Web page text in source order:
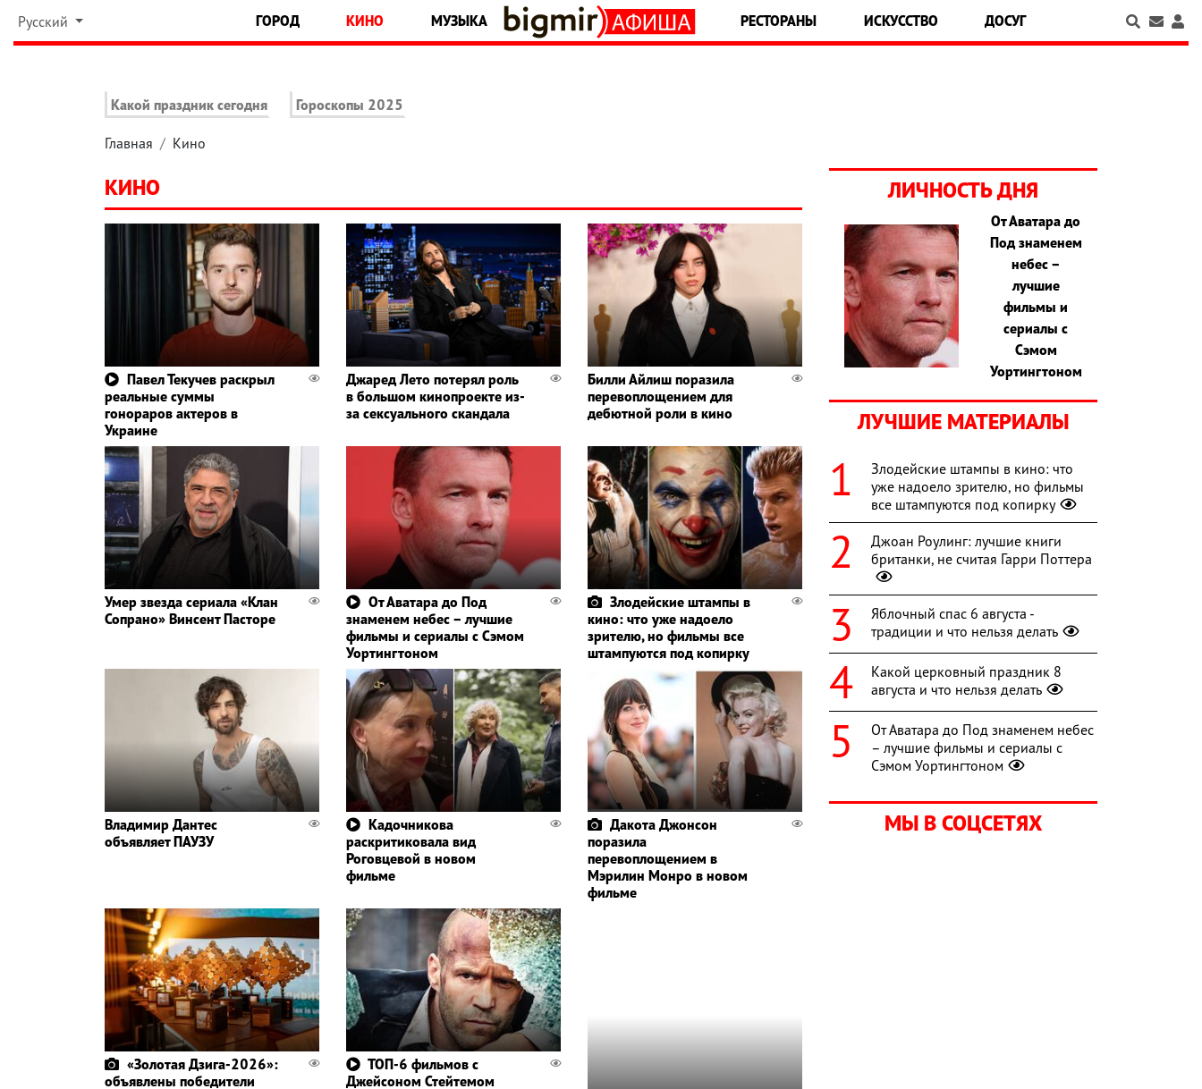
Русский ГОРОД КИНО МУЗЫКА РЕСТОРАНЫ ИСКУССТВО ДОСУГ
Какой праздник сегодня Гороскопы 2025
Главная Кино
КИНО
Павел Текучев раскрыл
реальные суммы
гонораров актеров в
Украине
Джаред Лето потерял роль
в большом кинопроекте из-
за сексуального скандала
Билли Айлиш поразила
перевоплощением для
дебютной роли в кино
Умер звезда сериала «Клан
Сопрано» Винсент Пасторе
От Аватара до Под
знаменем небес – лучшие
фильмы и сериалы с Сэмом
Уортингтоном
Злодейские штампы в
кино: что уже надоело
зрителю, но фильмы все
штампуются под копирку
Владимир Дантес
объявляет ПАУЗУ
Кадочникова
раскритиковала вид
Роговцевой в новом
фильме
Дакота Джонсон
поразила
перевоплощением в
Мэрилин Монро в новом
фильме
«Золотая Дзига-2026»:
объявлены победители
ТОП-6 фильмов с
Джейсоном Стейтемом
ЛИЧНОСТЬ ДНЯ
От Аватара до
Под знаменем
небес –
лучшие
фильмы и
сериалы с
Сэмом
Уортингтоном
ЛУЧШИЕ МАТЕРИАЛЫ
Злодейские штампы в кино: что
уже надоело зрителю, но фильмы
все штампуются под копирку
Джоан Роулинг: лучшие книги
британки, не считая Гарри Поттера
Яблочный спас 6 августа -
традиции и что нельзя делать
Какой церковный праздник 8
августа и что нельзя делать
От Аватара до Под знаменем небес
– лучшие фильмы и сериалы с
Сэмом Уортингтоном
МЫ В СОЦСЕТЯХ